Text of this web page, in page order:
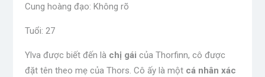
Cung hoàng đạo: Không rõ
Tuổi: 27
Ylva được biết đến là chị gái của Thorfinn, cô được
đặt tên theo mẹ của Thors. Cô ấy là một cá nhân xác